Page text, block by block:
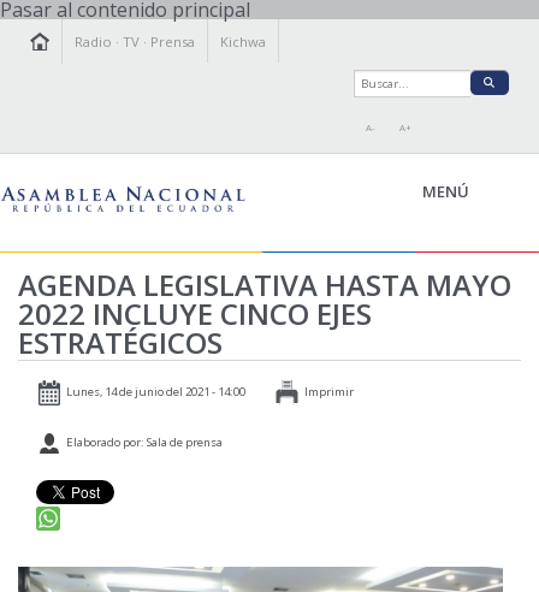
Pasar al contenido principal
Radio ·TV · Prensa Kichwa
A- A+
MENÚ
LA ASAMBLEA
LEGISLAMOS
FISCALIZAMOS
PRENSA
PARTICIPACIÓN
RELACIONES INTERNACIONALES
AGENDA
AGENDA LEGISLATIVA HASTA MAYO
2022 INCLUYE CINCO EJES
ESTRATÉGICOS
Lunes, 14 de junio del 2021 - 14:00 Imprimir
Elaborado por: Sala de prensa